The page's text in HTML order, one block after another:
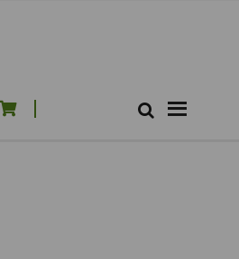
Zoek